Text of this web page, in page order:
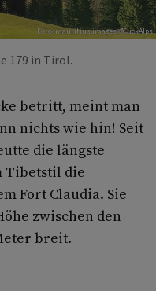
Foto: mauritius images / ClickAlps
179 in Tirol.
betritt, meint man
nichts wie hin! Seit
die längste
Tibetstil die
Fort Claudia. Sie
zwischen den
breit.